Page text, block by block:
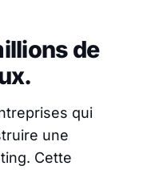
de
qui
une
Cette